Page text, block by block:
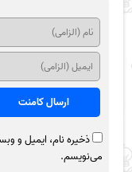
ذخیره نام، ایمیل و
می‌نویسم.